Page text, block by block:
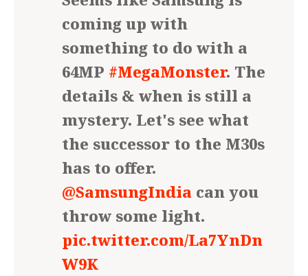
coming up with
something to do with a
64MP #MegaMonster. The
details & when is still a
mystery. Let's see what
the successor to the M30s
has to offer.
@SamsungIndia can you
throw some light.
pic.twitter.com/La7YnDn
W9K